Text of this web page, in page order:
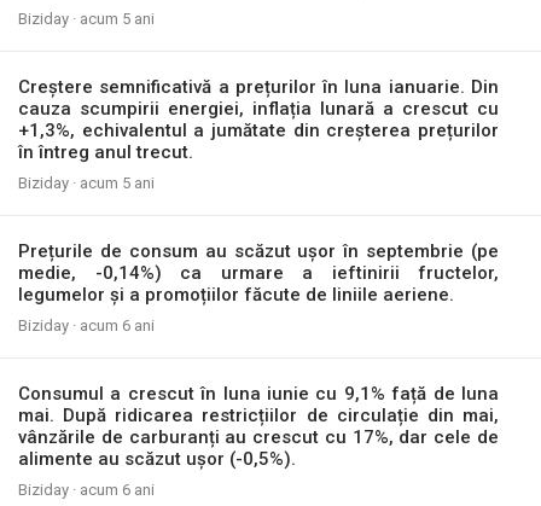
Biziday · acum 5 ani
Creștere semnificativă a prețurilor în luna ianuarie. Din
cauza scumpirii energiei, inflația lunară a crescut cu
+1,3%, echivalentul a jumătate din creșterea prețurilor
în întreg anul trecut.
Biziday · acum 5 ani
Prețurile de consum au scăzut ușor în septembrie (pe
medie, -0,14%) ca urmare a ieftinirii fructelor,
legumelor și a promoțiilor făcute de liniile aeriene.
Biziday · acum 6 ani
Consumul a crescut în luna iunie cu 9,1% față de luna
mai. După ridicarea restricțiilor de circulație din mai,
vânzările de carburanți au crescut cu 17%, dar cele de
alimente au scăzut ușor (-0,5%).
Biziday · acum 6 ani